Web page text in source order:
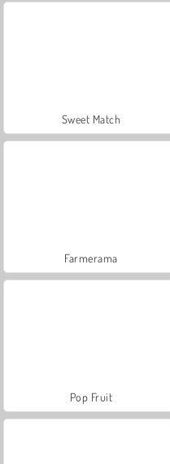
Sweet Match
Farmerama
Pop Fruit